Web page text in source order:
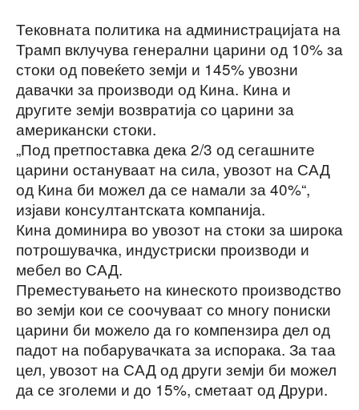
Тековната политика на администрацијата на
Трамп вклучува генерални царини од 10% за
стоки од повеќето земји и 145% увозни
давачки за производи од Кина. Кина и
другите земји возвратија со царини за
американски стоки.
„Под претпоставка дека 2/3 од сегашните
царини остануваат на сила, увозот на САД
од Кина би можел да се намали за 40%“,
изјави консултантската компанија.
Кина доминира во увозот на стоки за широка
потрошувачка, индустриски производи и
мебел во САД.
Преместувањето на кинеското производство
во земји кои се соочуваат со многу пониски
царини би можело да го компензира дел од
падот на побарувачката за испорака. За таа
цел, увозот на САД од други земји би можел
да се зголеми и до 15%, сметаат од Друри.